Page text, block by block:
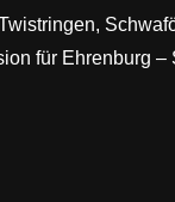
für Ehrenburg